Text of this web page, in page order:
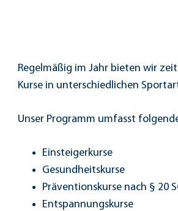
Regelmäßig im Jahr bieten wir
Kurse in unterschiedlichen
Unser Programm umfasst
Einsteigerkurse
Gesundheitskurse
Präventionskurse nach § 20
Entspannungskurse